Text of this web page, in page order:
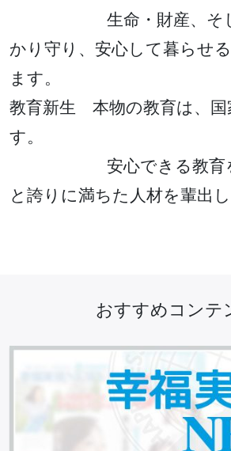
生命・財産、そし
かり守り、安心して暮らせ
ます。
教育新生 本物の教育は、国
す。
安心できる教育を
と誇りに満ちた人材を輩出し
おすすめコンテ